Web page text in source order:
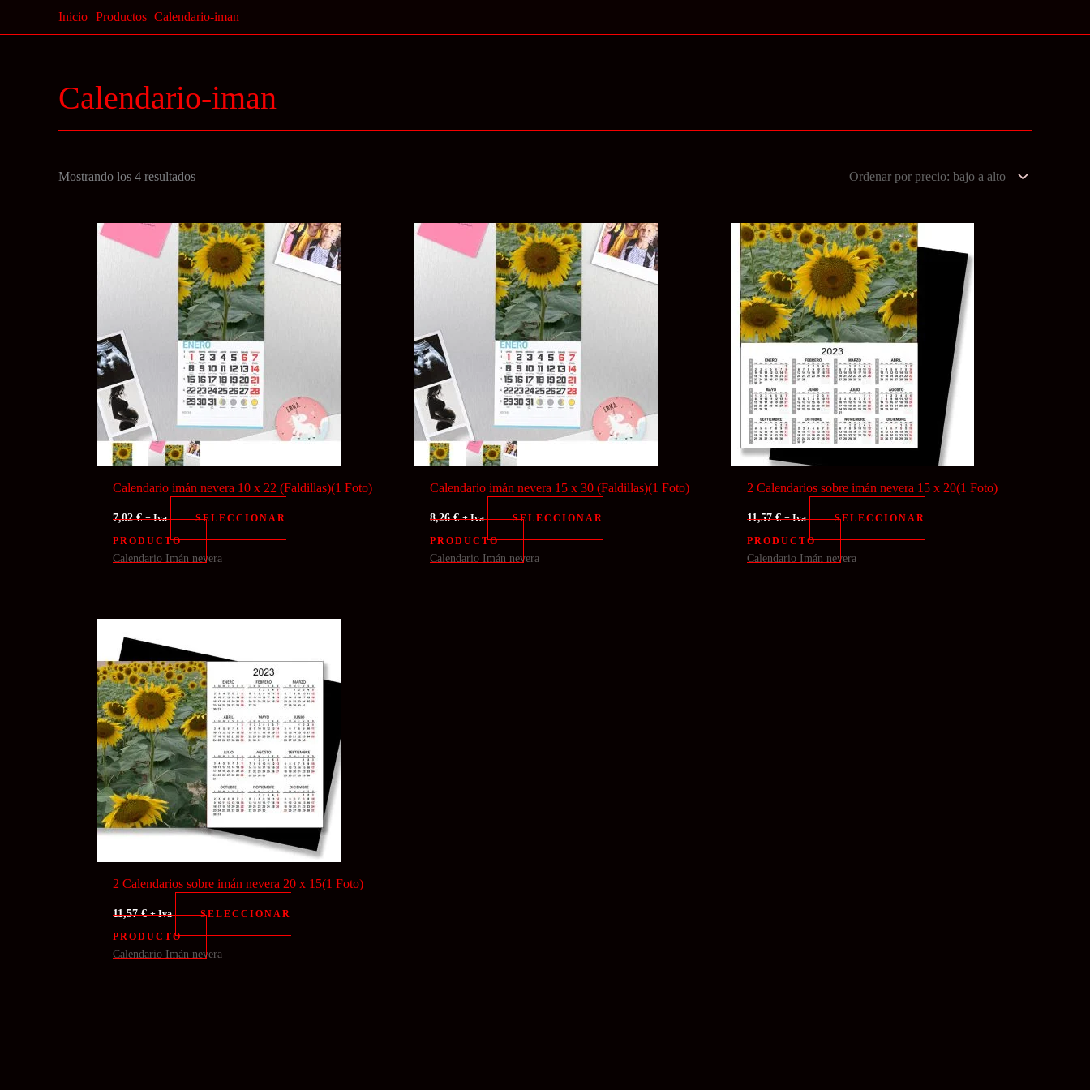
al
Inicio Productos Calendario-iman
Calendario-iman
Mostrando los 4 resultadosOrdenado
precio:
bajo
a
alto
Calendario imán nevera 10 x 22 (Faldillas)(1 Foto)
7,02€ + Iva
SELECCIONAR
PRODUCTO
Calendario Imán nevera
Calendario imán nevera 15 x 30 (Faldillas)(1 Foto)
8,26€ + Iva
SELECCIONAR
PRODUCTO
Calendario Imán nevera
2 Calendarios sobre imán nevera 15 x 20(1 Foto)
11,57€ + Iva
SELECCIONAR
PRODUCTO
Calendario Imán nevera
2 Calendarios sobre imán nevera 20 x 15(1 Foto)
11,57€ + Iva
SELECCIONAR
PRODUCTO
Calendario Imán nevera